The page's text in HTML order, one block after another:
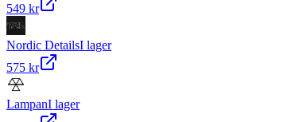
549 kr
Nordic DetailsI lager
575 kr
LampanI lager